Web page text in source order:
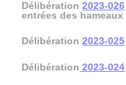
Délibération2023-026
entrées des hameaux
Délibération2023-025
Délibération 2023-024